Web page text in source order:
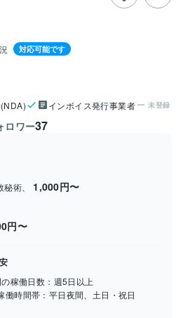
対応可能です
インボイス発行事業者 未登録
ロワー37
術、 1,000円〜
円〜
稼働日数： 週5日以上
働時間帯： 平日夜間、土日・祝日